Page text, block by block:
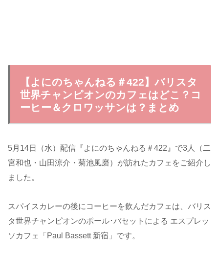
【よにのちゃんねる＃422】バリスタ
世界チャンピオンのカフェはどこ？コ
ーヒー＆クロワッサンは？まとめ
5月14日（水）配信『よにのちゃんねる＃422』で3人（二
宮和也・山田涼介・菊池風磨）が訪れたカフェをご紹介し
ました。
スパイスカレーの後にコーヒーを飲んだカフェは、バリス
タ世界チャンピオンのポール･バセットによる エスプレッ
ソカフェ「Paul Bassett 新宿」です。